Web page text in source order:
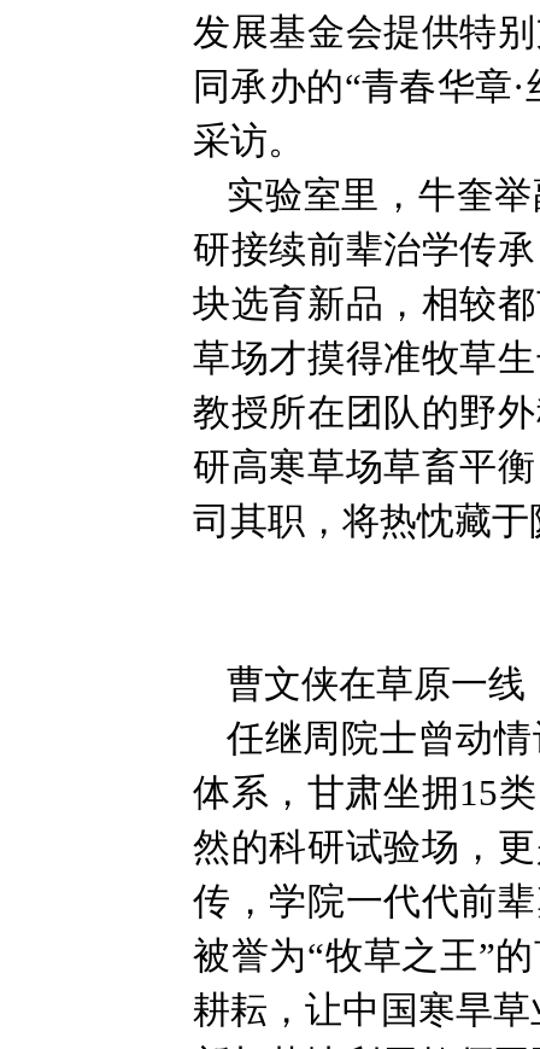
发展基金会提供特
同承办的“青春华章
采访。
实验室里，牛奎
研接续前辈治学传
块选育新品，相较
草场才摸得准牧草
教授所在团队的野
研高寒草场草畜平
司其职，将热忱藏
曹文侠在草原一线
任继周院士曾动
体系，甘肃坐拥15
然的科研试验场，
传，学院一代代前
被誉为“牧草之王”
耕耘，让中国寒旱